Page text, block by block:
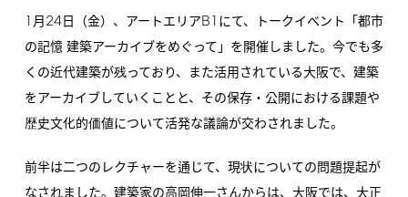
1 月 24日（金）、アートエリアB1 にて、トークイベント「都市
の記憶 建築アーカイブをめぐって」を開催しました。今でも多
くの近代建築が残っており、また活用されている大阪で、建築
をアーカイブしていくことと、その保存・公開における課題や
歴史文化的価値について活発な議論が交わされました。
前半は二つのレクチャーを通じて、現状についての問題提起が
なされました。建築家の高岡伸一さんからは、大阪では、大正